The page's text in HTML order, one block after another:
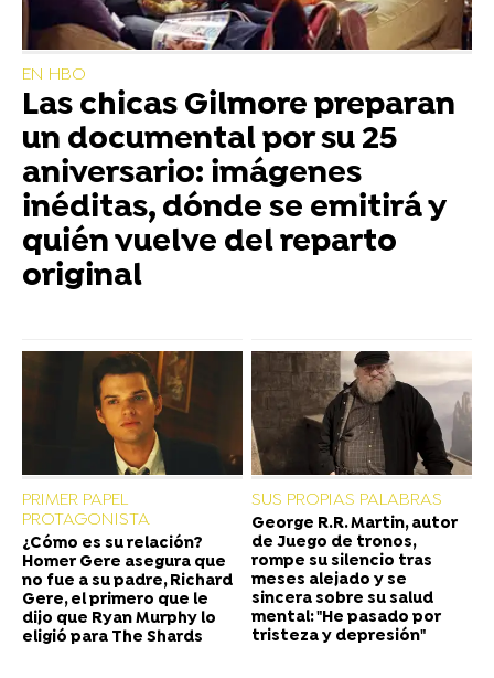
EN HBO
Las chicas Gilmore preparan
un documental por su 25
aniversario: imágenes
inéditas, dónde se emitirá y
quién vuelve del reparto
original
PRIMER PAPEL
PROTAGONISTA
¿Cómo es su relación?
Homer Gere asegura que
no fue a su padre, Richard
Gere, el primero que le
dijo que Ryan Murphy lo
eligió para The Shards
SUS PROPIAS PALABRAS
George R.R. Martin, autor
de Juego de tronos,
rompe su silencio tras
meses alejado y se
sincera sobre su salud
mental: "He pasado por
tristeza y depresión"